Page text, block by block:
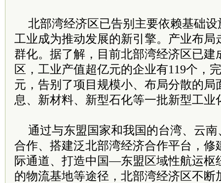
北部湾经济区已告别主要依赖基础
工业成为推动发展的新引擎。产业布局
群化。据了解，目前北部湾经济区已建
区，工业产值超亿元的企业有119个，
元，告别了项目规模小、布局分散的局
息、新材料、新型石化等一批新型工业
通过与东盟国家和我国的台湾、云
合作、搭建泛北部湾经济合作平台，修
际通道、打造中国—东盟区域性航运
的物流基地等途径，北部湾经济区不断